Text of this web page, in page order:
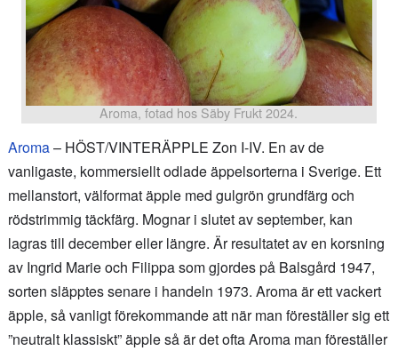
Aroma, fotad hos Säby Frukt 2024.
Aroma– HÖST/VINTERÄPPLE Zon I-IV. En av de
vanligaste, kommersiellt odlade äppelsorterna i Sverige. Ett
mellanstort, välformat äpple med gulgrön grundfärg och
rödstrimmig täckfärg. Mognar i slutet av september, kan
lagras till december eller längre. Är resultatet av en korsning
av Ingrid Marie och Filippa som gjordes på Balsgård 1947,
sorten släpptes senare i handeln 1973. Aroma är ett vackert
äpple, så vanligt förekommande att när man föreställer sig ett
”neutralt klassiskt” äpple så är det ofta Aroma man föreställer